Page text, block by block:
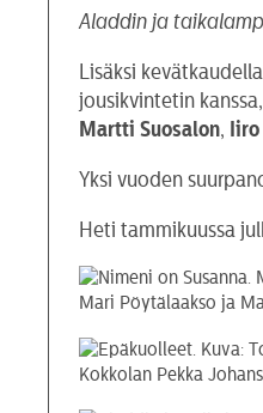
Aladdin ja
Lisäksi
jousikvintetin kanssa,
Martti Suosalon,
Yksi vuoden
Heti tammikuussa
Mari Pöytälaakso ja
Kokkolan Pekka